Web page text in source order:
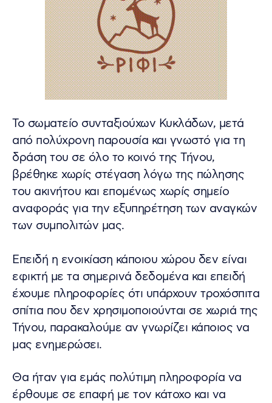
Το σωματείο συνταξιούχων Κυκλάδων, μετά
από πολύχρονη παρουσία και γνωστό για τη
δράση του σε όλο το κοινό της Τήνου,
βρέθηκε χωρίς στέγαση λόγω της πώλησης
του ακινήτου και επομένως χωρίς σημείο
αναφοράς για την εξυπηρέτηση των αναγκών
των συμπολιτών μας.
Επειδή η ενοικίαση κάποιου χώρου δεν είναι
εφικτή με τα σημερινά δεδομένα και επειδή
έχουμε πληροφορίες ότι υπάρχουν τροχόσπιτα
σπίτια που δεν χρησιμοποιούνται σε χωριά της
Τήνου, παρακαλούμε αν γνωρίζει κάποιος να
μας ενημερώσει.
Θα ήταν για εμάς πολύτιμη πληροφορία να
έρθουμε σε επαφή με τον κάτοχο και να